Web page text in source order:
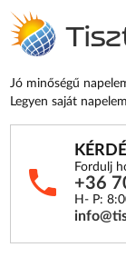
Jó minőségű
Legyen saját
Fordulj
+36
H- P: